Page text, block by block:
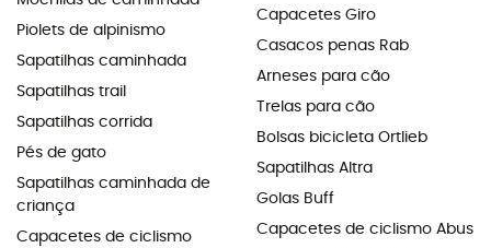
Piolets de alpinismo
Sapatilhas caminhada
Sapatilhas trail
Sapatilhas corrida
Pés de gato
Sapatilhas caminhada de
criança
Capacetes de ciclismo
Capacetes Giro
Casacos penas Rab
Arneses para cão
Trelas para cão
Bolsas bicicleta Ortlieb
Sapatilhas Altra
Golas Buff
Capacetes de ciclismo Abus